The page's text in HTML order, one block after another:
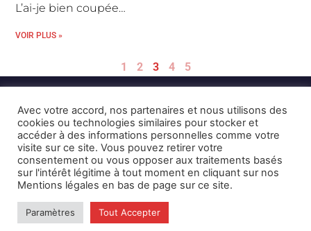
L’ai-je bien coupée…
VOIR PLUS »
1 2 3 4 5
Mentions Légales et CGU Crédits
© 2026 © Karulynk
Avec votre accord, nos partenaires et nous utilisons des
cookies ou technologies similaires pour stocker et
accéder à des informations personnelles comme votre
visite sur ce site. Vous pouvez retirer votre
consentement ou vous opposer aux traitements basés
sur l'intérêt légitime à tout moment en cliquant sur nos
Mentions légales en bas de page sur ce site.
Paramètres Tout Accepter